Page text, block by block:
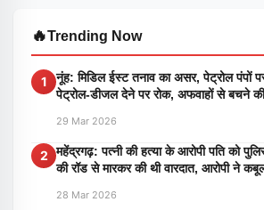
🔥Trending Now
1
नूंह: मिडिल ईस्ट तनाव का असर, पेट्रोल पंपों
पेट्रोल-डीजल देने पर रोक, अफवाहों से बचने
29 Mar 2026
2
महेंद्रगढ़: पत्नी की हत्या के आरोपी पति को
की रॉड से मारकर की थी वारदात, आरोपी ने
28 Mar 2026